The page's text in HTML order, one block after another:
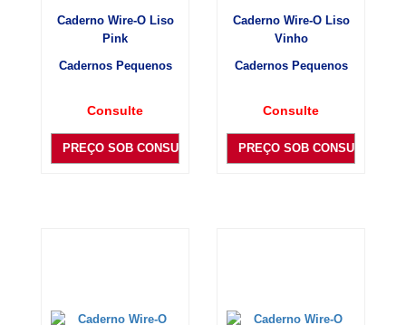
Caderno Wire-O Liso
Pink
Cadernos Pequenos
Consulte
PREÇO SOB CONSULTA
Caderno Wire-O Liso
Vinho
Cadernos Pequenos
Consulte
PREÇO SOB CONSULTA